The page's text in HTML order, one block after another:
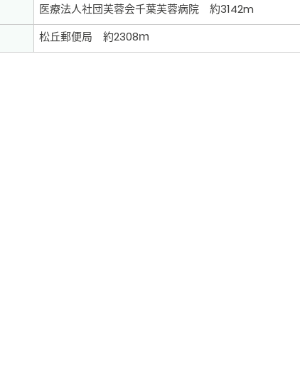
医療法人社団芙蓉会千葉芙蓉病院 約3142m
松丘郵便局 約2308ｍ